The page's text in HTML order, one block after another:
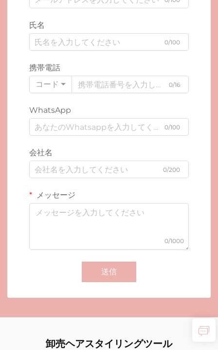
氏名
0/100
携帯電話
コード
0/16
WhatsApp
0/100
会社名
0/200
メッセージ
0/1000
送信
卸売ヘアスタイリングツール